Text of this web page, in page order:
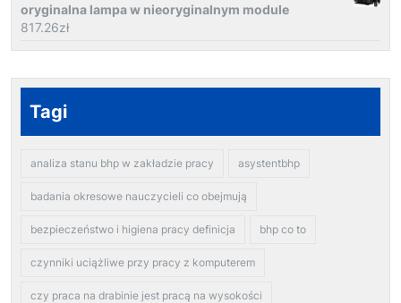
oryginalna lampa w nieoryginalnym module
817.26zł
Tagi
analiza stanu bhp w zakładzie pracy asystentbhp
badania okresowe nauczycieli co obejmują
bezpieczeństwo i higiena pracy definicja bhp co to
czynniki uciążliwe przy pracy z komputerem
czy praca na drabinie jest pracą na wysokości